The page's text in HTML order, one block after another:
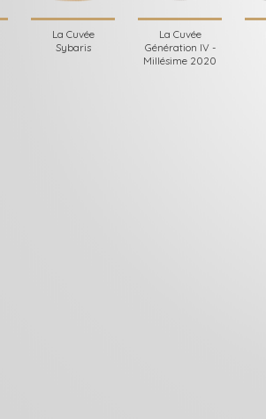
La Cuvée
Sybaris
La Cuvée
Génération IV -
Millésime 2020